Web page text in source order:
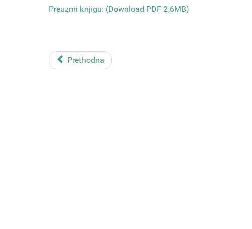
Preuzmi knjigu: (Download PDF 2,6MB)
Prethodna